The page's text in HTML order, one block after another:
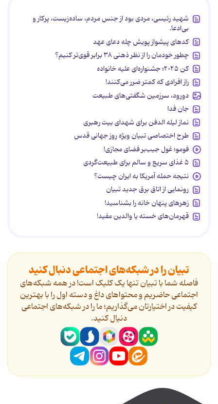
شهید رئیسی، مردی بود از جنس مردم، ساده‌زیست، پرکار و
بی‌ادعا.
کدهای پیشواز پویش چله دعای عهد
چطور خودمان را از نظر ذهنی ۳۸ برابر قوی‌تر کنیم؟
کن ۲۰۲۵؛ جشنواره‌ای علیه خانواده
راز افرادی که کمتر ضرر می‌کنند!
دورود، سرزمین شگفتی‌های طبیعت
جان فدا
نماز لیله الدفن برای شهدای بیت رهبری
طرح اختصاصی تبیان ویژه روز جهانی قدس
فومو؛ غول جیب‌بر فضای مجازی!
۵ غذای سریع و سالم برای طبیعت‌گردی
نتیجه حمله آمریکا به ایران چیست؟
رونمایی از اتاق برق جدید تبیان
زهرهای پنهان خانه را بشناسید!
قهرمان‌های خسته یا والدین مفید!
تبیان را در شبکه‌های اجتماعی دنبال کنید
فاصله شما با تبیان تنها یک کلیک است! در همه شبکه‌های
اجتماعی حاضریم و محتواهای داغ و دسته اول را با بهترین
کیفیت در اختیارتان می‌گذاریم؛ ما را در شبکه‌های اجتماعی
دنیال کنید.